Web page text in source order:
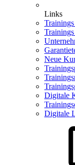
Links
Neue
Digitale
Digitale